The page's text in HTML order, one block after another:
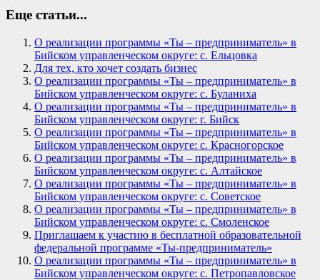
Еще статьи...
О реализации программы «Ты – предприниматель» в
Бийском управленческом округе: с. Ельцовка
Для тех, кто хочет создать бизнес
О реализации программы «Ты – предприниматель» в
Бийском управленческом округе: с. Буланиха
О реализации программы «Ты – предприниматель» в
Бийском управленческом округе: г. Бийск
О реализации программы «Ты – предприниматель» в
Бийском управленческом округе: с. Красногорское
О реализации программы «Ты – предприниматель» в
Бийском управленческом округе: с. Алтайское
О реализации программы «Ты – предприниматель» в
Бийском управленческом округе: с. Советское
О реализации программы «Ты – предприниматель» в
Бийском управленческом округе: с. Смоленское
Приглашаем к участию в бесплатной образовательной
федеральной программе «Ты-предприниматель»
О реализации программы «Ты – предприниматель» в
Бийском управленческом округе: с. Петропавловское